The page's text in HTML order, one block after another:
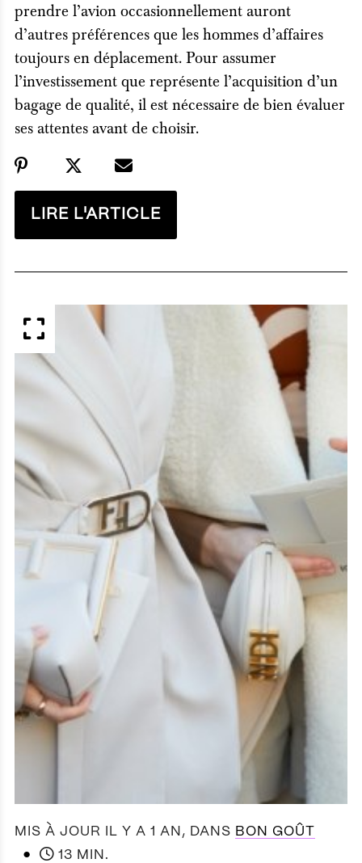
prendre l’avion occasionnellement auront
d’autres préférences que les hommes d’affaires
toujours en déplacement. Pour assumer
l’investissement que représente l’acquisition d’un
bagage de qualité, il est nécessaire de bien évaluer
ses attentes avant de choisir.
LIRE L'ARTICLE
MIS À JOUR IL Y A 1 AN , DANS BON GOÛT
●
13 MIN.
APERÇU